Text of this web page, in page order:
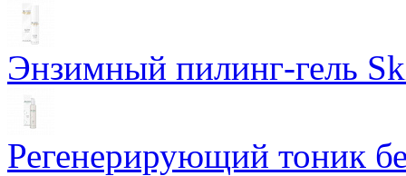
Энзимный пилинг-гель
Регенерирующий тоник